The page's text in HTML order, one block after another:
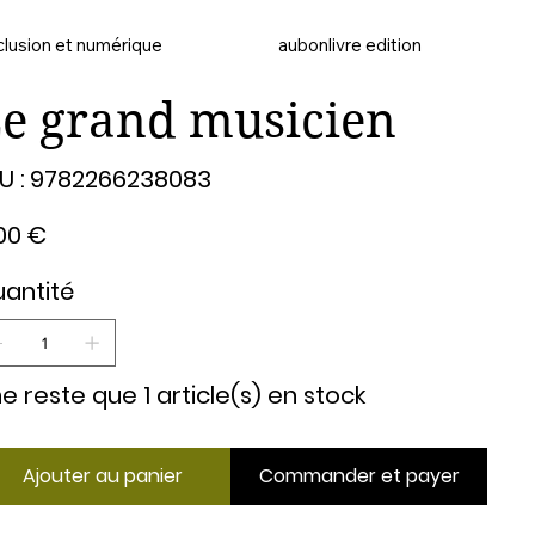
et numérique aubonlivre edition
grand musicien
: 9782266238083
9782266238083
€
reste que 1 article(s) en stock
Ajouter au panier Commander et payer